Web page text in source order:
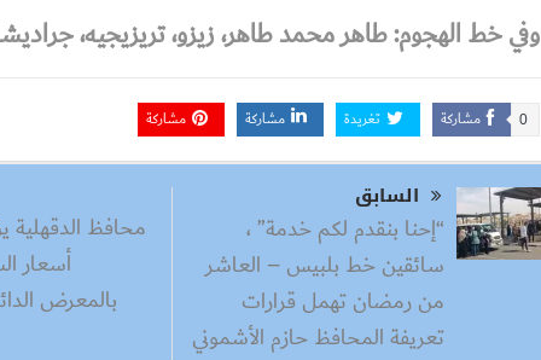
وفي خط الهجوم: طاهر محمد طاهر، زيزو، تريزيجيه،
مشاركة 0 تغريدة مشاركة مشاركة
السابق
“إحنا بنقدم لكم خدمة” ،
سائقين خط بلبيس – العاشر
من رمضان تهمل قرارات
تعريفة المحافظ حازم الأشموني
محافظ
أسعار
بالمعرض